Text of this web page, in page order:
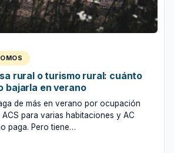
rural o turismo rural: cuánto
bajarla en verano
de más en verano por ocupación
para varias habitaciones y AC
paga. Pero tiene…